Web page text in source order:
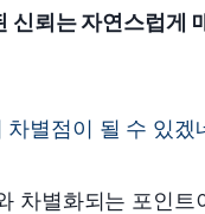
신뢰는 자연스럽게
별점이 될 수 있겠
차별화되는 포인